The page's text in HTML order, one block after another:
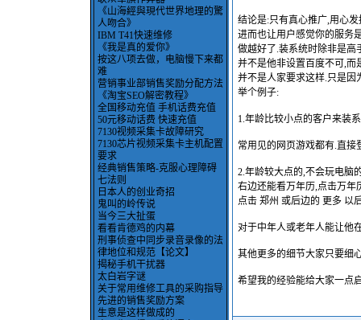
《山海經與現代世界地理的驚
人吻合》
IBM T41快速维修
《我是真的爱你》
按这八项去做，电脑慢下来都
难
营销事业部销售奖励分配方法
《淘宝SEO解密教程》
全国移动充值 手机话费充值
50元移动话费 快速充值
7130视频采集卡故障研究
7130芯片视频采集卡主机配置
要求
经典销售策略-克服心理障碍
七法则
日本人的创业奇招
鬼叫的岭传说
当今三大扯蛋
看看肯德鸡的内幕
刑事侦查中同步录音录像的法
律地位和规范【论文】
揭秘手机干扰器
太白岩字谜
关于常用维修工具的采购指导
先进的销售奖励方案
生意是这样做成的
结论是:只有真心推广,用心
进而也让用户感觉你的服务
做越好了.装系统时除非是高
并不是他非设置百度不可,而
并不是人家要求这样.只是因
举个例子:
1.年龄比较小点的客户来装
常用见的网页游戏都有.直
2.年龄较大点的,不会玩电脑
右边还能看万年历,点击万年
点击 郑州 或后边的 更多 以
对于中年人或老年人能让他
其他更多的细节大家只要细
希望我的经验能给大家一点